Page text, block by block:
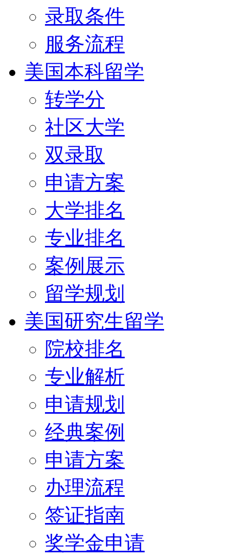
录取条件
服务流程
美国本科留学
转学分
社区大学
双录取
申请方案
大学排名
专业排名
案例展示
留学规划
美国研究生留学
院校排名
专业解析
申请规划
经典案例
申请方案
办理流程
签证指南
奖学金申请